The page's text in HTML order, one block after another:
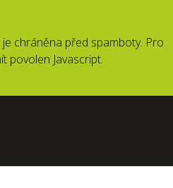
chráněna před spamboty. Pro
povolen Javascript.